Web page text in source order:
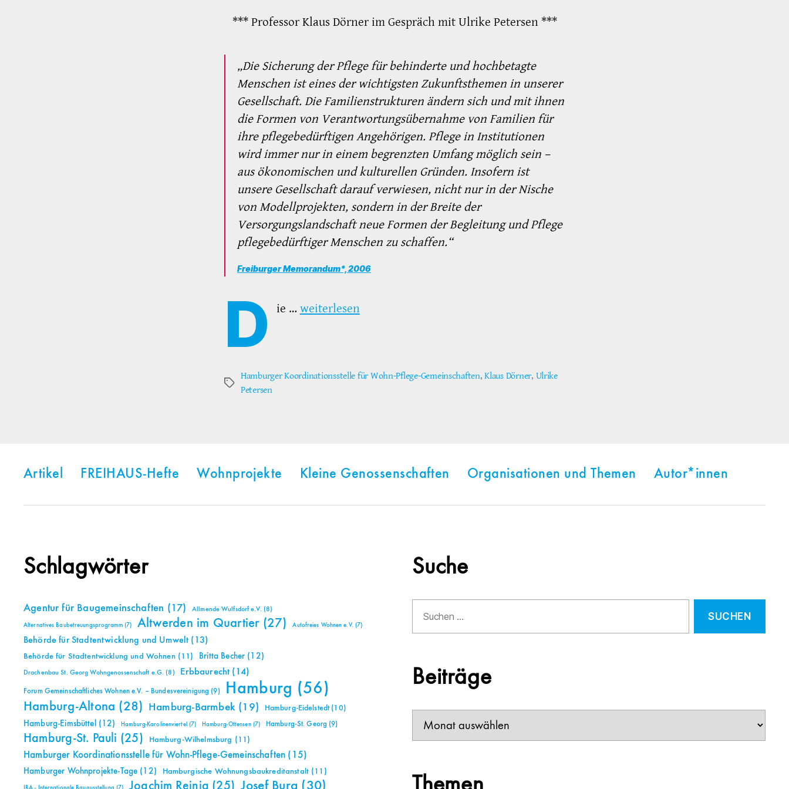
*** Professor Klaus Dörner im Gespräch mit Ulrike Petersen ***
„Die Sicherung der Pflege für behinderte und hochbetagte
Menschen ist eines der wichtigsten Zukunftsthemen in unserer
Gesellschaft. Die Familienstrukturen ändern sich und mit ihnen
die Formen von Verantwortungsübernahme von Familien für
ihre pflegebedürftigen Angehörigen. Pflege in Institutionen
wird immer nur in einem begrenzten Umfang möglich sein –
aus ökonomischen und kulturellen Gründen. Insofern ist
unsere Gesellschaft darauf verwiesen, nicht nur in der Nische
von Modellprojekten, sondern in der Breite der
Versorgungslandschaft neue Formen der Begleitung und Pflege
pflegebedürftiger Menschen zu schaffen.“
Freiburger Memorandum*, 2006
D ie … weiterlesen
Schlagwörter
Hamburger Koordinationsstelle für Wohn-Pflege-Gemeinschaften,Klaus Dörner, Ulrike
Petersen
Artikel FREIHAUS-Hefte Wohnprojekte Kleine Genossenschaften Organisationen und Themen Autor*innen
Schlagwörter
Agentur für Baugemeinschaften (17) Allmende Wulfsdorf e.V. (8)
Alternatives Baubetreuungsprogramm(7) Altwerden im Quartier(27) Autofreies Wohnen e.V. (7)
Behörde für Stadtentwicklung und Umwelt (13)
Behörde für Stadtentwicklung und Wohnen(11) Britta Becher (12)
Drachenbau St. Georg Wohngenossenschaft e.G. (8) Erbbaurecht (14)
Forum Gemeinschaftliches Wohnen e.V. – Bundesvereinigung (9) Hamburg (56)
Hamburg-Altona (28) Hamburg-Barmbek (19) Hamburg-Eidelstedt(10)
Hamburg-Eimsbüttel (12) Hamburg-Karolinenviertel (7) Hamburg-Ottensen(7) Hamburg-St. Georg (9)
Hamburg-St. Pauli (25) Hamburg-Wilhelmsburg (11)
Hamburger Koordinationsstelle für Wohn-Pflege-Gemeinschaften (15)
Hamburger Wohnprojekte-Tage (12) Hamburgische Wohnungsbaukreditanstalt (11)
Joachim Reinig (25) Josef Bura (30)
Suche
nach:
Beiträge